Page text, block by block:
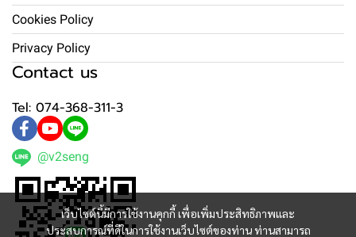
เว็บไซต์นี้มีการใช้งานคุกกี้ เพื่อเพิ่มประสิทธิภาพและ
ประสบการณ์ที่ดีในการใช้งานเว็บไซต์ของท่าน ท่านสามารถ
Cookies Policy
Privacy Policy
Contact us
Tel: 074-368-311-3
@v2seng